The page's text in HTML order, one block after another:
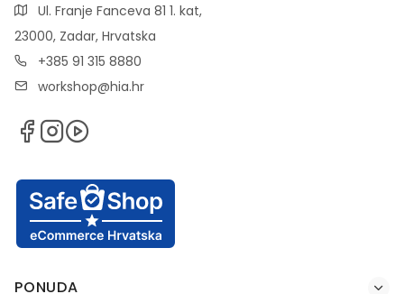
Ul. Franje Fanceva 81 1. kat,
23000, Zadar, Hrvatska
+385 91 315 8880
workshop@hia.hr
PONUDA